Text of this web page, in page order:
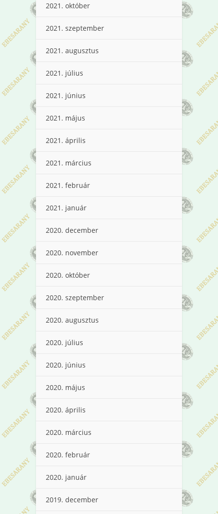
2021. október
2021. szeptember
2021. augusztus
2021. július
2021. június
2021. május
2021. április
2021. március
2021. február
2021. január
2020. december
2020. november
2020. október
2020. szeptember
2020. augusztus
2020. július
2020. június
2020. május
2020. április
2020. március
2020. február
2020. január
2019. december